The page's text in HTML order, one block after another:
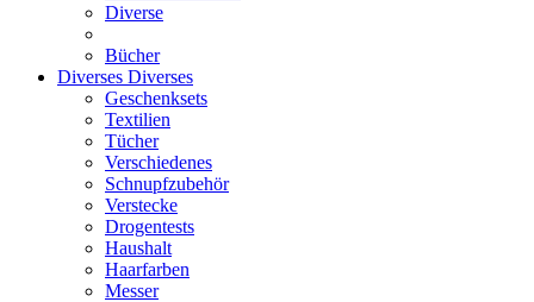
Diverse
Bücher
Diverses Diverses
Geschenksets
Textilien
Tücher
Verschiedenes
Schnupfzubehör
Verstecke
Drogentests
Haushalt
Haarfarben
Messer